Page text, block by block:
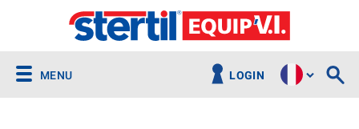
MENU LOGIN